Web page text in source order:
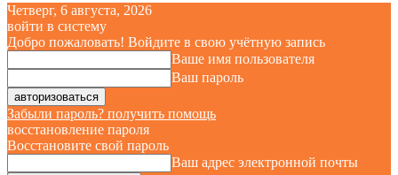
Четверг, 6 августа, 2026
войти в систему
Добро пожаловать! Войдите в свою учётную запись
Ваше имя пользователя
Ваш пароль
Забыли пароль? получить помощь
восстановление пароля
Восстановите свой пароль
Ваш адрес электронной почты